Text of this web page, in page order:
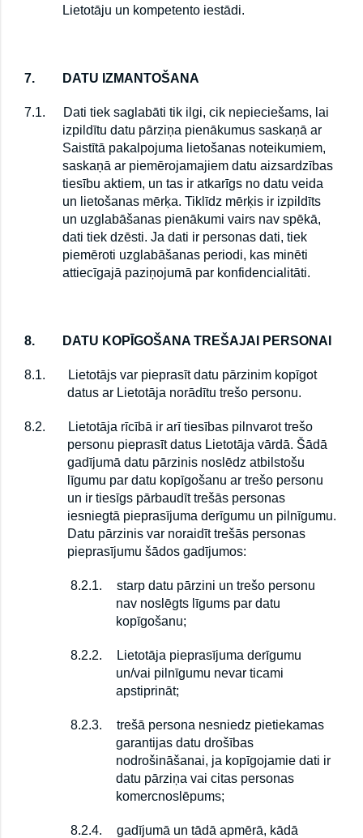
Lietotāju un kompetento iestādi.
7. DATU IZMANTOŠANA
7.1.
Dati tiek saglabāti tik ilgi, cik nepieciešams, lai
izpildītu datu pārziņa pienākumus saskaņā ar
Saistītā pakalpojuma lietošanas noteikumiem,
saskaņā ar piemērojamajiem datu aizsardzības
tiesību aktiem, un tas ir atkarīgs no datu veida
un lietošanas mērķa. Tiklīdz mērķis ir izpildīts
un uzglabāšanas pienākumi vairs nav spēkā,
dati tiek dzēsti. Ja dati ir personas dati, tiek
piemēroti uzglabāšanas periodi, kas minēti
attiecīgajā paziņojumā par konfidencialitāti.
8. DATU KOPĪGOŠANA TREŠAJAI PERSONAI
8.1.
Lietotājs var pieprasīt datu pārzinim kopīgot
datus ar Lietotāja norādītu trešo personu.
8.2.
Lietotāja rīcībā ir arī tiesības pilnvarot trešo
personu pieprasīt datus Lietotāja vārdā. Šādā
gadījumā datu pārzinis noslēdz atbilstošu
līgumu par datu kopīgošanu ar trešo personu
un ir tiesīgs pārbaudīt trešās personas
iesniegtā pieprasījuma derīgumu un pilnīgumu.
Datu pārzinis var noraidīt trešās personas
pieprasījumu šādos gadījumos:
8.2.1.
starp datu pārzini un trešo personu
nav noslēgts līgums par datu
kopīgošanu;
8.2.2.
Lietotāja pieprasījuma derīgumu
un/vai pilnīgumu nevar ticami
apstiprināt;
8.2.3.
trešā persona nesniedz pietiekamas
garantijas datu drošības
nodrošināšanai, ja kopīgojamie dati ir
datu pārziņa vai citas personas
komercnoslēpums;
8.2.4.
gadījumā un tādā apmērā, kādā